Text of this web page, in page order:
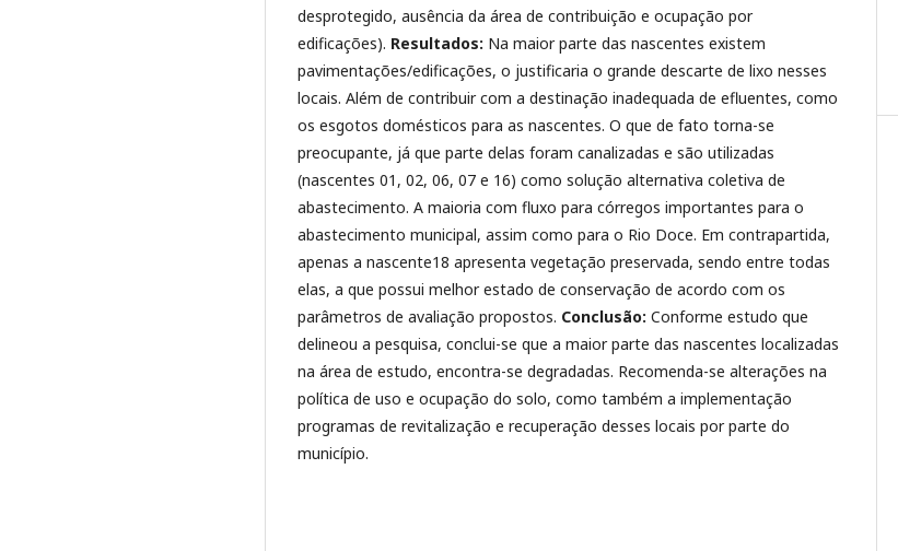
desprotegido, ausência da área de contribuição e ocupação por
edificações). Resultados: Na maior parte das nascentes existem
pavimentações/edificações, o justificaria o grande descarte de lixo nesses
locais. Além de contribuir com a destinação inadequada de efluentes, como
os esgotos domésticos para as nascentes. O que de fato torna-se
preocupante, já que parte delas foram canalizadas e são utilizadas
(nascentes 01, 02, 06, 07 e 16) como solução alternativa coletiva de
abastecimento. A maioria com fluxo para córregos importantes para o
abastecimento municipal, assim como para o Rio Doce. Em contrapartida,
apenas a nascente18 apresenta vegetação preservada, sendo entre todas
elas, a que possui melhor estado de conservação de acordo com os
parâmetros de avaliação propostos. Conclusão: Conforme estudo que
delineou a pesquisa, conclui-se que a maior parte das nascentes localizadas
na área de estudo, encontra-se degradadas. Recomenda-se alterações na
política de uso e ocupação do solo, como também a implementação
programas de revitalização e recuperação desses locais por parte do
município.